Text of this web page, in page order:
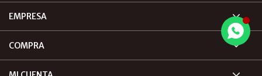
EMPRESA
COMPRA